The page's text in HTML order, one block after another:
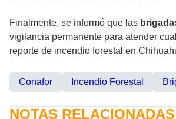
Finalmente, se informó que las
vigilancia permanente para atender
reporte de incendio forestal en
Conafor Incendio Forestal
NOTAS RELACIONADAS